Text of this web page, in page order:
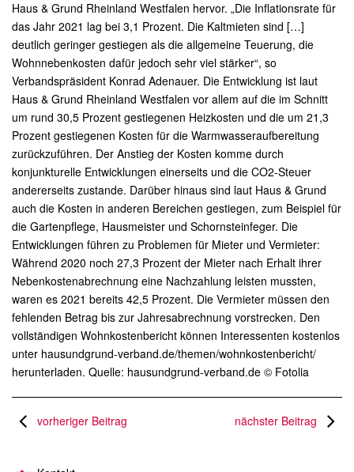
Haus & Grund Rheinland Westfalen hervor. „Die Inflationsrate für
das Jahr 2021 lag bei 3,1 Prozent. Die Kaltmieten sind […]
deutlich geringer gestiegen als die allgemeine Teuerung, die
Wohnnebenkosten dafür jedoch sehr viel stärker“, so
Verbandspräsident Konrad Adenauer. Die Entwicklung ist laut
Haus & Grund Rheinland Westfalen vor allem auf die im Schnitt
um rund 30,5 Prozent gestiegenen Heizkosten und die um 21,3
Prozent gestiegenen Kosten für die Warmwasseraufbereitung
zurückzuführen. Der Anstieg der Kosten komme durch
konjunkturelle Entwicklungen einerseits und die CO2-Steuer
andererseits zustande. Darüber hinaus sind laut Haus & Grund
auch die Kosten in anderen Bereichen gestiegen, zum Beispiel für
die Gartenpflege, Hausmeister und Schornsteinfeger. Die
Entwicklungen führen zu Problemen für Mieter und Vermieter:
Während 2020 noch 27,3 Prozent der Mieter nach Erhalt ihrer
Nebenkostenabrechnung eine Nachzahlung leisten mussten,
waren es 2021 bereits 42,5 Prozent. Die Vermieter müssen den
fehlenden Betrag bis zur Jahresabrechnung vorstrecken. Den
vollständigen Wohnkostenbericht können Interessenten kostenlos
unter hausundgrund-verband.de/themen/wohnkostenbericht/
herunterladen. Quelle: hausundgrund-verband.de © Fotolia
vorheriger Beitrag nächster Beitrag